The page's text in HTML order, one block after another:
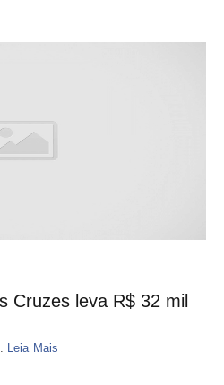
Cruzes leva R$ 32 mil
Leia Mais